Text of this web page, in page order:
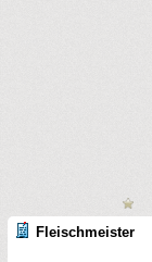
Fleischmeister